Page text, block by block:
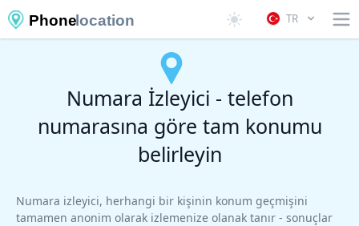
Phonelocation TR
Numara İzleyici - telefon
numarasına göre tam konumu
belirleyin
Numara izleyici, herhangi bir kişinin konum geçmişini
tamamen anonim olarak izlemenize olanak tanır - sonuçlar